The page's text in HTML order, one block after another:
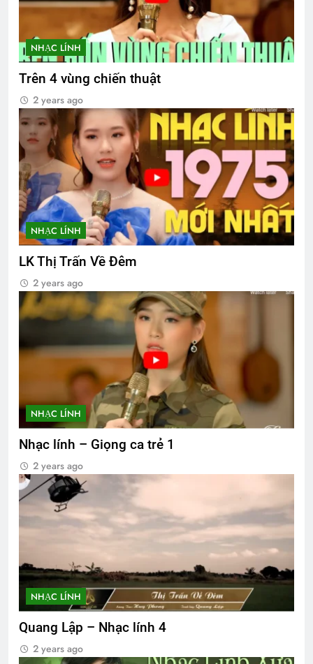
NHẠC LÍNH
Trên 4 vùng chiến thuật
2 years ago
NHẠC LÍNH
LK Thị Trấn Về Đêm
2 years ago
NHẠC LÍNH
Nhạc lính – Giọng ca trẻ 1
2 years ago
NHẠC LÍNH
Quang Lập – Nhạc lính 4
2 years ago